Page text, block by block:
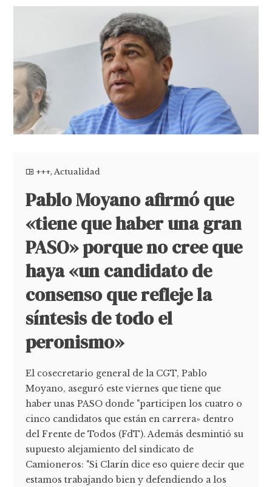
+++,Actualidad
Pablo Moyano afirmó que
«tiene que haber una gran
PASO» porque no cree que
haya «un candidato de
consenso que refleje la
síntesis de todo el
peronismo»
El cosecretario general de la CGT, Pablo
Moyano, aseguró este viernes que tiene que
haber unas PASO donde "participen los cuatro o
cinco candidatos que están en carrera» dentro
del Frente de Todos (FdT). Además desmintió su
supuesto alejamiento del sindicato de
Camioneros: "Si Clarín dice eso quiere decir que
estamos trabajando bien y defendiendo a los